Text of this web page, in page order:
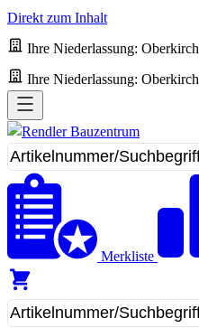
Direkt zum Inhalt
Ihre Niederlassung: Oberkirch
Ihre Niederlassung: Oberkirch
Merkliste